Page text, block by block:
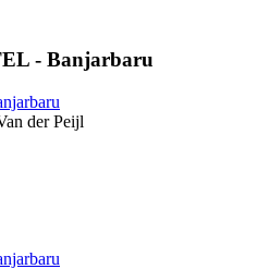
- Banjarbaru
der Peijl